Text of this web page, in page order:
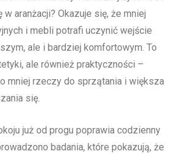
aranżacji? Okazuje się, że mniej
i mebli potrafi uczynić wejście‌
ale i bardziej komfortowym. To​
ale również praktyczności –
⁣mniej ⁤rzeczy do sprzątania i⁢ większa
się.
już od⁢ progu poprawia codzienny
badania, które pokazują, że